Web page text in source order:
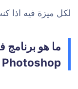
لكل ميزة فيه اذا
Photoshop ؟